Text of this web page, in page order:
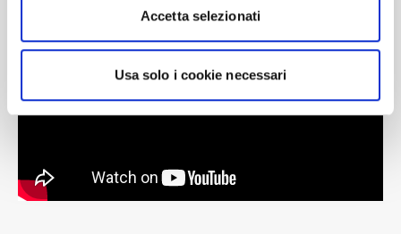
Accetta selezionati
Usa solo i cookie necessari